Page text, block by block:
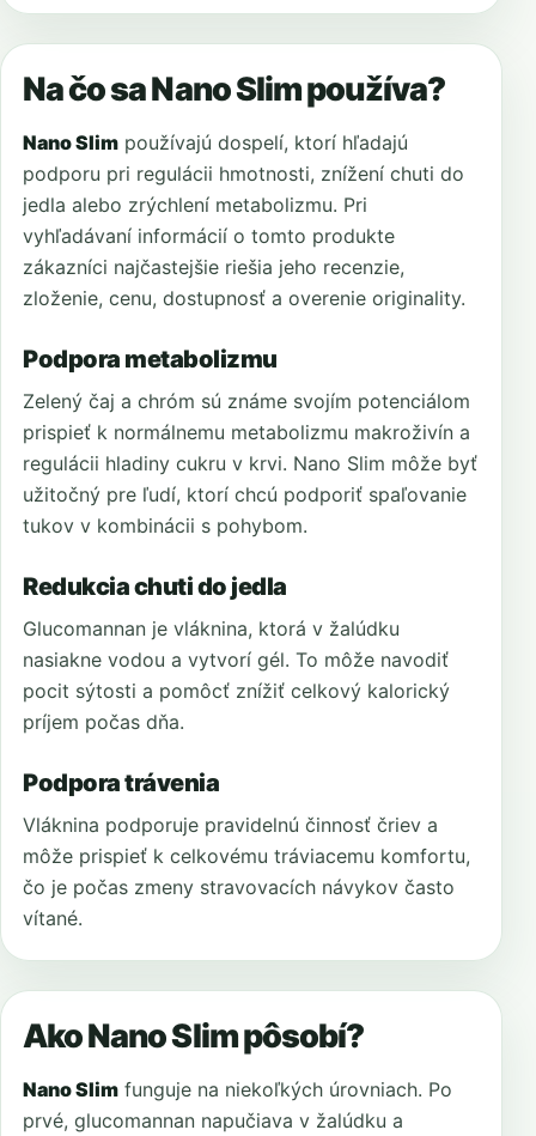
Na čo sa Nano Slim používa?
Nano Slim používajú dospelí, ktorí hľadajú
podporu pri regulácii hmotnosti, znížení chuti do
jedla alebo zrýchlení metabolizmu. Pri
vyhľadávaní informácií o tomto produkte
zákazníci najčastejšie riešia jeho recenzie,
zloženie, cenu, dostupnosť a overenie originality.
Podpora metabolizmu
Zelený čaj a chróm sú známe svojím potenciálom
prispieť k normálnemu metabolizmu makroživín a
regulácii hladiny cukru v krvi. Nano Slim môže byť
užitočný pre ľudí, ktorí chcú podporiť spaľovanie
tukov v kombinácii s pohybom.
Redukcia chuti do jedla
Glucomannan je vláknina, ktorá v žalúdku
nasiakne vodou a vytvorí gél. To môže navodiť
pocit sýtosti a pomôcť znížiť celkový kalorický
príjem počas dňa.
Podpora trávenia
Vláknina podporuje pravidelnú činnosť čriev a
môže prispieť k celkovému tráviacemu komfortu,
čo je počas zmeny stravovacích návykov často
vítané.
Ako Nano Slim pôsobí?
Nano Slim funguje na niekoľkých úrovniach. Po
prvé, glucomannan napučiava v žalúdku a